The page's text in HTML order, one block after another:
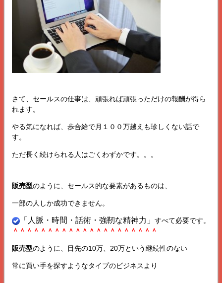
さて、セールスの仕事は、頑張れば頑張っただけの報酬が得ら
れます。
やる気になれば、歩合給で月１００万越えも珍しくない話で
す。
ただ長く続けられる人はごくわずかです。。。
販売型のように、セールス的な要素があるものは、
一部の人しか成功できません。
「人脈・時間・話術・強靭な精神力」 すべて必要です。
＾＾＾＾＾＾＾＾＾＾＾＾＾＾＾＾＾＾＾＾＾
販売型のように、目先の10万、20万という継続性のない
常に買い手を探すようなタイプのビジネスより